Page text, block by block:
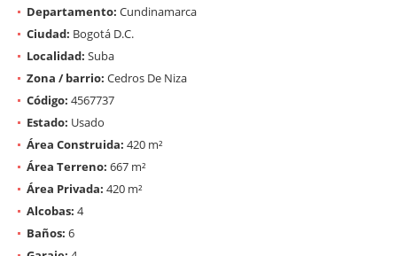
Departamento: Cundinamarca
Ciudad: Bogotá D.C.
Localidad: Suba
Zona / barrio: Cedros De Niza
Código: 4567737
Estado: Usado
Área Construida: 420 m²
Área Terreno: 667 m²
Área Privada: 420 m²
Alcobas: 4
Baños: 6